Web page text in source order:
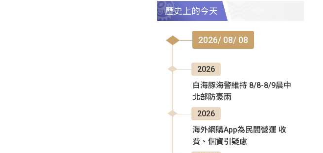
歷史上的今天
2026/ 08/ 08
2026
白海豚海警維持 8/8-8/9晨中
北部防豪雨
2026
海外網購App為民間營運 收
費、個資引疑慮